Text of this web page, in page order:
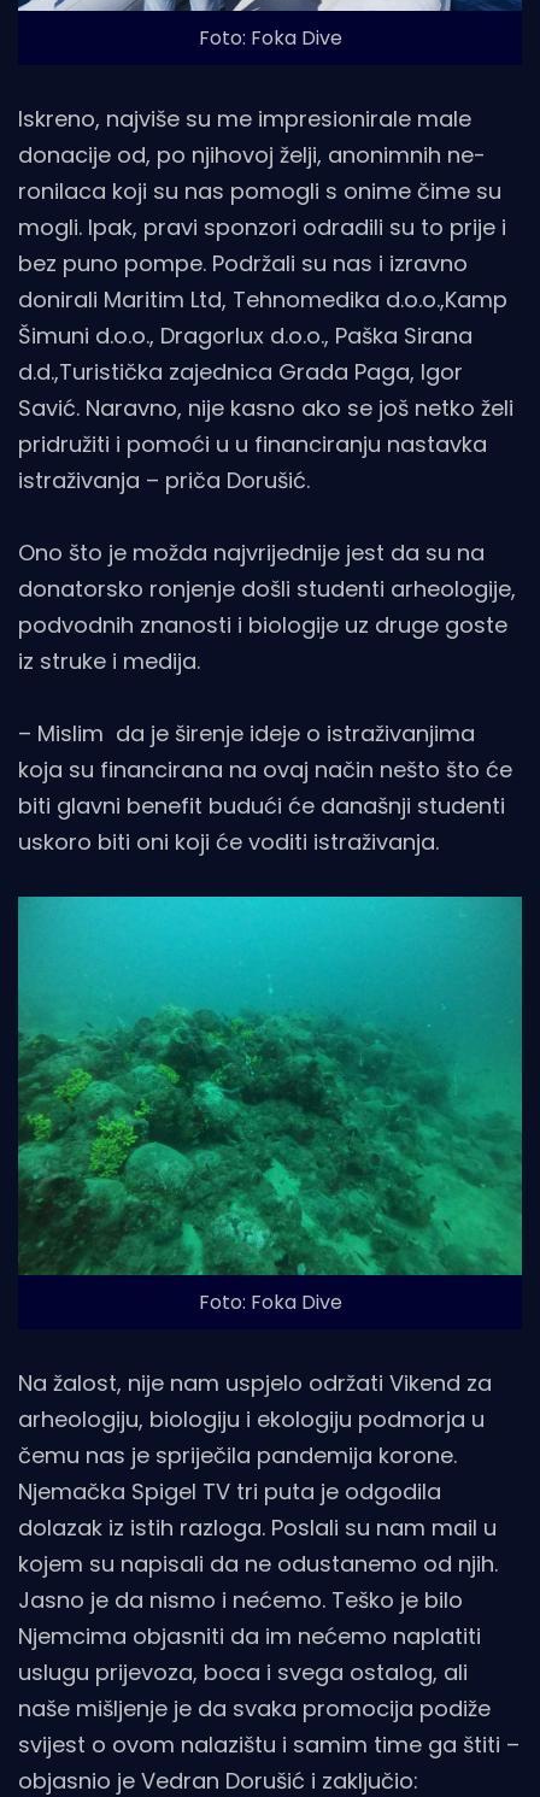
Foto: Foka Dive
Iskreno, najviše su me impresionirale male
donacije od, po njihovoj želji, anonimnih ne-
ronilaca koji su nas pomogli s onime čime su
mogli. Ipak, pravi sponzori odradili su to prije i
bez puno pompe. Podržali su nas i izravno
donirali Maritim Ltd, Tehnomedika d.o.o.,Kamp
Šimuni d.o.o., Dragorlux d.o.o., Paška Sirana
d.d.,Turistička zajednica Grada Paga, Igor
Savić. Naravno, nije kasno ako se još netko želi
pridružiti i pomoći u u financiranju nastavka
istraživanja – priča Dorušić.
Ono što je možda najvrijednije jest da su na
donatorsko ronjenje došli studenti arheologije,
podvodnih znanosti i biologije uz druge goste
iz struke i medija.
– Mislim da je širenje ideje o istraživanjima
koja su financirana na ovaj način nešto što će
biti glavni benefit budući će današnji studenti
uskoro biti oni koji će voditi istraživanja.
Foto: Foka Dive
Na žalost, nije nam uspjelo održati Vikend za
arheologiju, biologiju i ekologiju podmorja u
čemu nas je spriječila pandemija korone.
Njemačka Spigel TV tri puta je odgodila
dolazak iz istih razloga. Poslali su nam mail u
kojem su napisali da ne odustanemo od njih.
Jasno je da nismo i nećemo. Teško je bilo
Njemcima objasniti da im nećemo naplatiti
uslugu prijevoza, boca i svega ostalog, ali
naše mišljenje je da svaka promocija podiže
svijest o ovom nalazištu i samim time ga štiti –
objasnio je Vedran Dorušić i zaključio: